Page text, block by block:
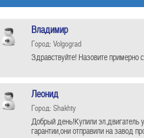
Владимир
Город: Volgograd
Здравствуйте! Назовите примерно
Леонид
Город: Shakhty
Добрый день!Купили эл.двигатель
гарантии,они отправили на завод